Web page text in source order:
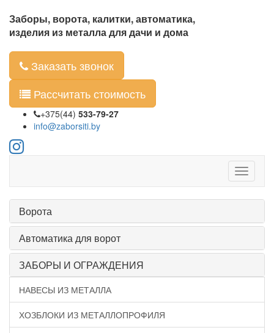
Заборы, ворота, калитки, автоматика,
изделия из металла для дачи и дома
Заказать звонок
Рассчитать стоимость
+375(44) 533-79-27
info@zaborsiti.by
Ворота
Автоматика для ворот
ЗАБОРЫ И ОГРАЖДЕНИЯ
НАВЕСЫ ИЗ МЕТАЛЛА
ХОЗБЛОКИ ИЗ МЕТАЛЛОПРОФИЛЯ